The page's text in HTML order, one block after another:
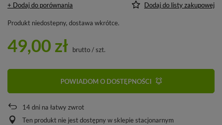
+ Dodaj do porównania Dodaj do listy zakupowej
Produkt niedostepny, dostawa wkrótce
49,00 zł brutto/szt.
POWIADOM O DOSTĘPNOŚCI
14dni na łatwy zwrot
Ten produkt nie jest dostępny w sklepie stacjonarnym